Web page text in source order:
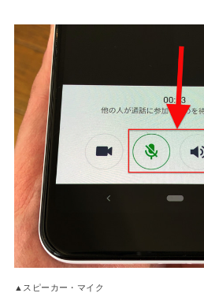
▲スピーカー・マイク